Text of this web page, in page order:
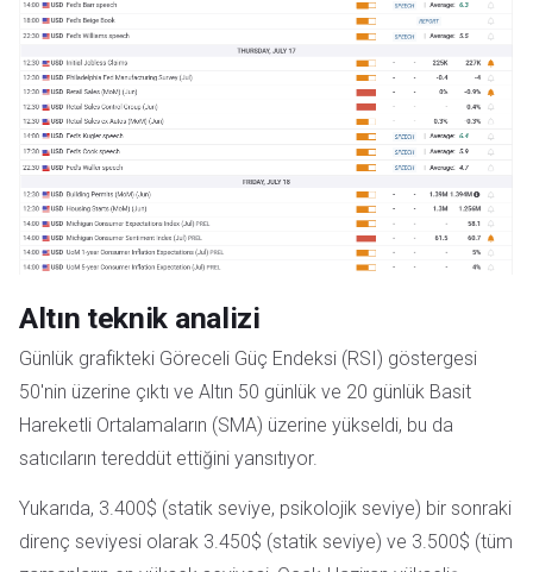
Altın teknik analizi
Günlük grafikteki Göreceli Güç Endeksi (RSI) göstergesi
50'nin üzerine çıktı ve Altın 50 günlük ve 20 günlük Basit
Hareketli Ortalamaların (SMA) üzerine yükseldi, bu da
satıcıların tereddüt ettiğini yansıtıyor.
Yukarıda, 3.400$ (statik seviye, psikolojik seviye) bir sonraki
direnç seviyesi olarak 3.450$ (statik seviye) ve 3.500$ (tüm